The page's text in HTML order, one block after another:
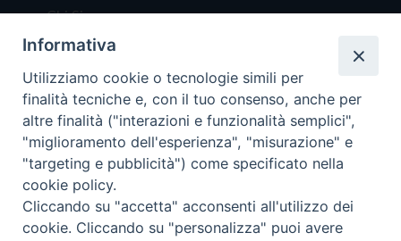
Chi Siamo
Redazione
Scrivici
Copyright © 2019 - Tutti i diritti riservati - Vita
Trentina Editrice
Informativa
Utilizziamo cookie o tecnologie simili per
finalità tecniche e, con il tuo consenso, anche per
altre finalità ("interazioni e funzionalità semplici",
"miglioramento dell'esperienza", "misurazione" e
"targeting e pubblicità") come specificato nella
cookie policy.
Cliccando su "accetta" acconsenti all'utilizzo dei
cookie. Cliccando su "personalizza" puoi avere